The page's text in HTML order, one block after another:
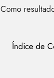
Como
Índice de